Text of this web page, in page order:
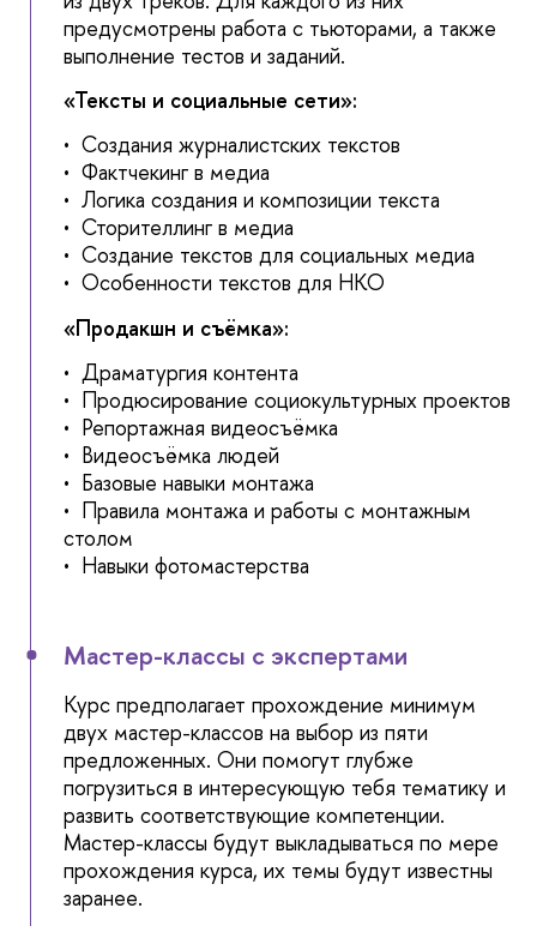
предусмотрены работа с тьюторами, а также
выполнение тестов и заданий.
«Тексты и социальные сети»:
• Создания журналистских текстов
• Фактчекинг в медиа
• Логика создания и композиции текста
• Сторителлинг в медиа
• Создание текстов для социальных медиа
• Особенности текстов для НКО
«Продакшн и съёмка»:
• Драматургия контента
• Продюсирование социокультурных проектов
• Репортажная видеосъёмка
• Видеосъёмка людей
• Базовые навыки монтажа
• Правила монтажа и работы с монтажным
столом
• Навыки фотомастерства
Мастер-классы с экспертами
Курс предполагает прохождение минимум
двух мастер-классов на выбор из пяти
предложенных. Они помогут глубже
погрузиться в интересующую тебя тематику и
развить соответствующие компетенции.
Мастер-классы будут выкладываться по мере
прохождения курса, их темы будут известны
заранее.